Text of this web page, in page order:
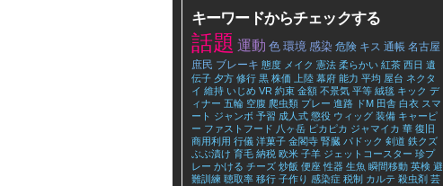
キーワードからチェックする
話題 運動 色 環境 感染 危険 キス 通帳 名古屋
庶民 ブレーキ 態度 メイク 憲法 柔らかい 紅茶 西日 遺
伝子 夕方 修行 黒 株価 上陸 幕府 能力 平均 屋台 ネクタ
イ 維持 いじめ VR 約束 金額 不景気 平等 絨毯 キック デ
ィナー 五輪 空腹 爬虫類 プレー 進路 ドM 田舎 白衣 スマ
ート ジャンボ 予習 成人式 懲役 ウィッグ 装備 キャーピ
ー ファストフード 八ヶ岳 ピカピカ ジャマイカ 華 復旧
商用利用 行儀 洋菓子 金閣寺 腎臓 パドック 剣道 鉄クズ
ぶぶ漬け 育毛 納税 欧米 子羊 ジェットコースター 珍プ
レー かける チーズ 炒飯 便座 性器 生魚 瞬間移動 英検 避
難訓練 聴取率 移行 子作り 感染症 税制 カルテ 殺虫剤 芸